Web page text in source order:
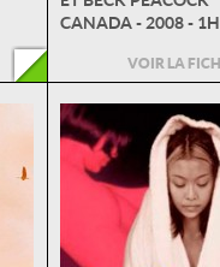
CANADA - 2008 -
VOIR LA